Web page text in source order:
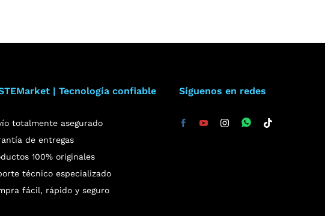
| Tecnología confiable
totalmente asegurado
de entregas
100% originales
técnico especializado
fácil, rápido y seguro
Síguenos en redes